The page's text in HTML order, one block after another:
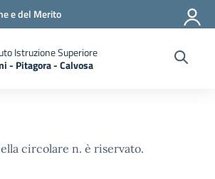
e del Merito
Istruzione Superiore
- Pitagora - Calvosa
la pagina iniziale della scuola
circolare n. è riservato.